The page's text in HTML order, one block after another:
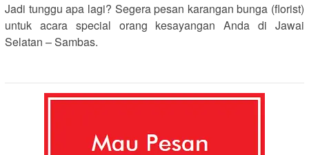
Jadi tunggu apa lagi? Segera pesan karangan bunga (florist)
untuk acara special orang kesayangan Anda di Jawai
Selatan – Sambas.